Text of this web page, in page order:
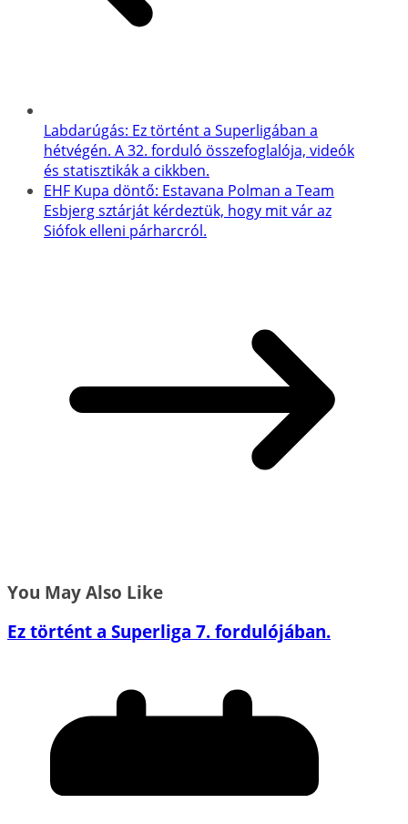
Labdarúgás: Ez történt a Superligában a
hétvégén. A 32. forduló összefoglalója, videók
és statisztikák a cikkben.
EHF Kupa döntő: Estavana Polman a Team
Esbjerg sztárját kérdeztük, hogy mit vár az
Siófok elleni párharcról.
You May Also Like
Ez történt a Superliga 7. fordulójában.